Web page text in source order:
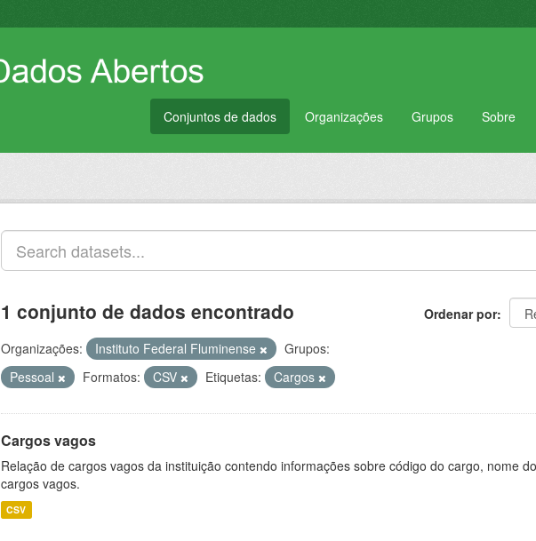
Conjuntos de dados Organizações Grupos Sobre
Ordenar por
1 conjunto de dados encontrado
Organizações: Instituto Federal Fluminense
Grupos:
Pessoal
Formatos: CSV Etiquetas: Cargos
Cargos vagos
Relação de cargos vagos da instituição contendo informações sobre código do cargo, nome
cargos vagos.
CSV